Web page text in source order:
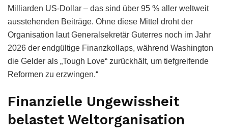
Milliarden US-Dollar – das sind über 95 % aller weltweit
ausstehenden Beiträge. Ohne diese Mittel droht der
Organisation laut Generalsekretär Guterres noch im Jahr
2026 der endgültige Finanzkollaps, während Washington
die Gelder als „Tough Love“ zurückhält, um tiefgreifende
Reformen zu erzwingen.“
Finanzielle Ungewissheit
belastet Weltorganisation